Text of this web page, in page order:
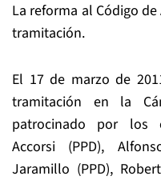
La reforma al Código
tramitación.
El 17 de marzo de
tramitación en la
patrocinado por los
Accorsi (PPD),
Jaramillo (PPD),